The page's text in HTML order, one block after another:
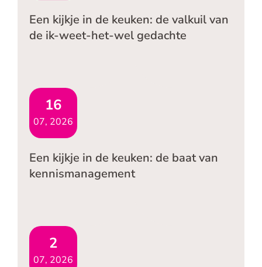
Een kijkje in de keuken: de valkuil van
de ik-weet-het-wel gedachte
16
07, 2026
Een kijkje in de keuken: de baat van
kennismanagement
2
07, 2026